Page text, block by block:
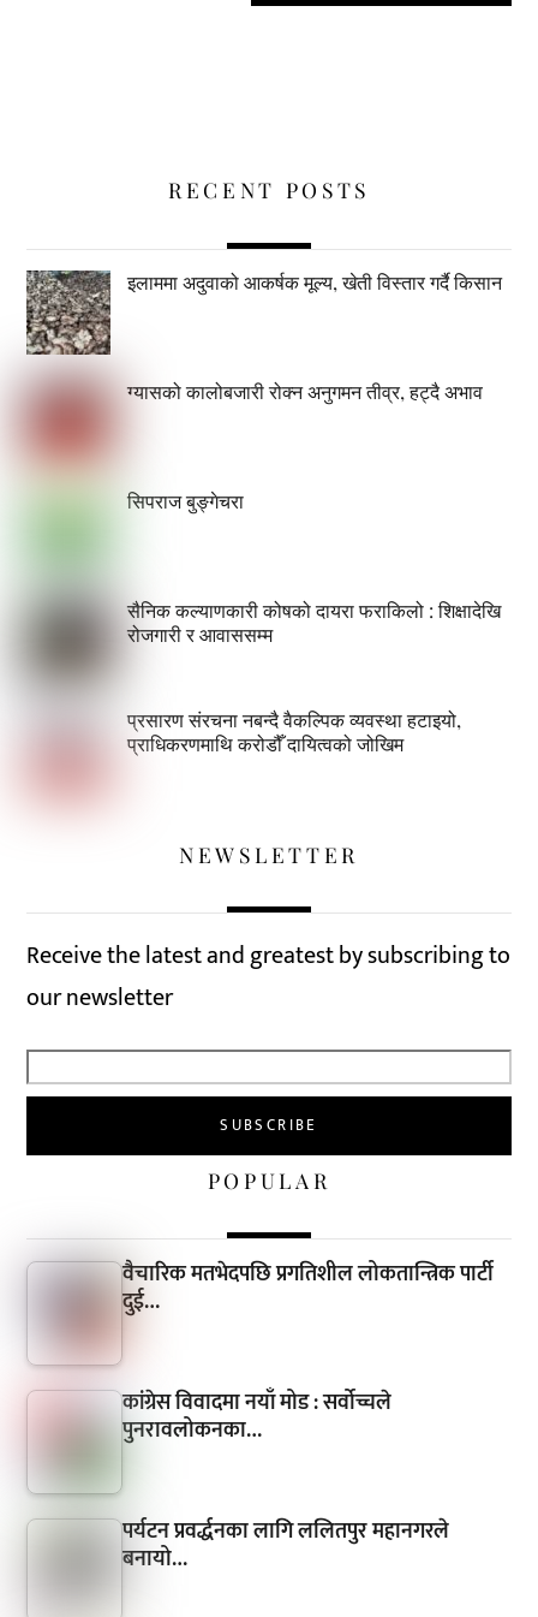
RECENT POSTS
इलाममा अदुवाको आकर्षक मूल्य, खेती विस्तार गर्दै किसान
ग्यासको कालोबजारी रोक्न अनुगमन तीव्र, हट्दै अभाव
सिपराज बुङ्गेचरा
सैनिक कल्याणकारी कोषको दायरा फराकिलो : शिक्षादेखि
रोजगारी र आवाससम्म
प्रसारण संरचना नबन्दै वैकल्पिक व्यवस्था हटाइयो,
प्राधिकरणमाथि करोडौँ दायित्वको जोखिम
NEWSLETTER
Receive the latest and greatest by subscribing to
our newsletter
POPULAR
वैचारिक मतभेदपछि प्रगतिशील लोकतान्त्रिक पार्टी
दुई…
कांग्रेस विवादमा नयाँ मोड : सर्वोच्चले
पुनरावलोकनका…
पर्यटन प्रवर्द्धनका लागि ललितपुर महानगरले
बनायो…